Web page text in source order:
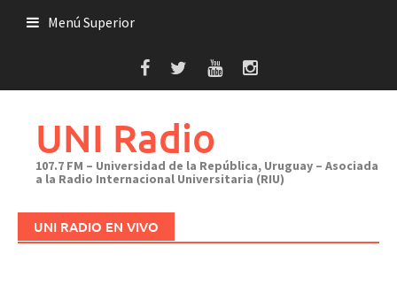
Menú Superior
UNI Radio
107.7 FM – Universidad de la República, Uruguay – Asociada
a la Radio Internacional Universitaria (RIU)
UNI RADIO EN VIVO